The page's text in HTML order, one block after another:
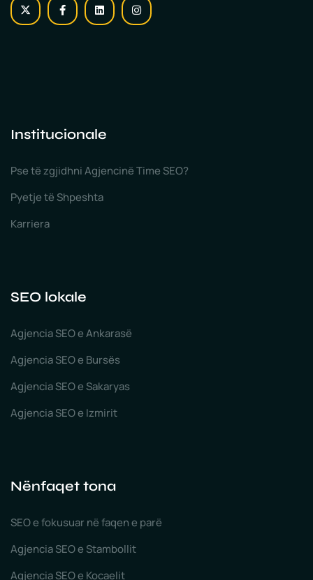
Institucionale
Pse të zgjidhni Agjencinë Time SEO?
Pyetje të Shpeshta
Karriera
SEO lokale
Agjencia SEO e Ankarasë
Agjencia SEO e Bursës
Agjencia SEO e Sakaryas
Agjencia SEO e Izmirit
Nënfaqet tona
SEO e fokusuar në faqen e parë
Agjencia SEO e Stambollit
Agjencia SEO e Kocaelit